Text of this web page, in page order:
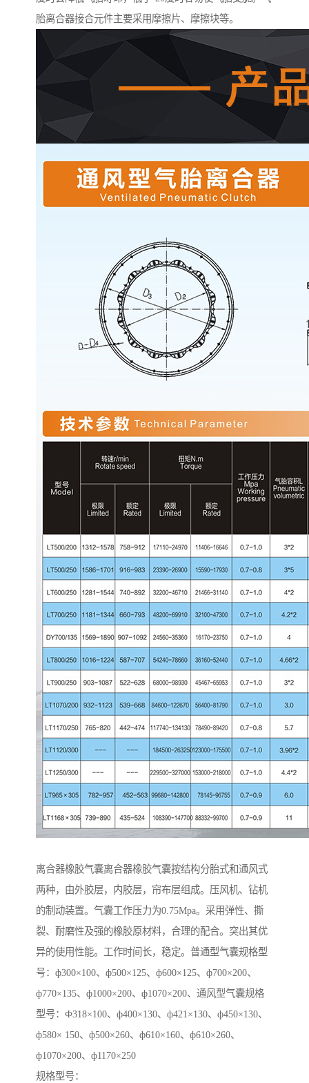
胎离合器接合元件主要采用摩擦片、摩擦块等。
离合器橡胶气囊离合器橡胶气囊按结构分胎式和通风式
两种，由外胶层，内胶层，帘布层组成。压风机、钻机
的制动装置。气囊工作压力为0.75Mpa。采用弹性、撕
裂、耐磨性及强的橡胶原材料，合理的配合。突出其优
异的使用性能。工作时间长，稳定。普通型气囊规格型
号：ф300×100、ф500×125、ф600×125、ф700×200、
ф770×135、ф1000×200、ф1070×200、通风型气囊规格
型号：Ф318×100、ф400×130、ф421×130、ф450×130、
ф580× 150、ф500×260、ф610×160、ф610×260、
ф1070×200、ф1170×250
规格型号：